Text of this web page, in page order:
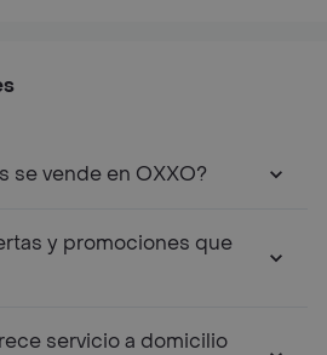
se vende en OXXO?
y promociones que
servicio a domicilio